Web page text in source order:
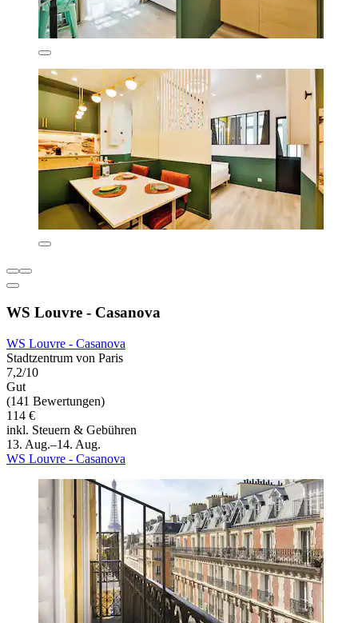
WS Louvre - Casanova
WS Louvre - Casanova
Stadtzentrum von Paris
7,2/10
Gut
(141 Bewertungen)
114 €
inkl. Steuern & Gebühren
13. Aug.–14. Aug.
WS Louvre - Casanova